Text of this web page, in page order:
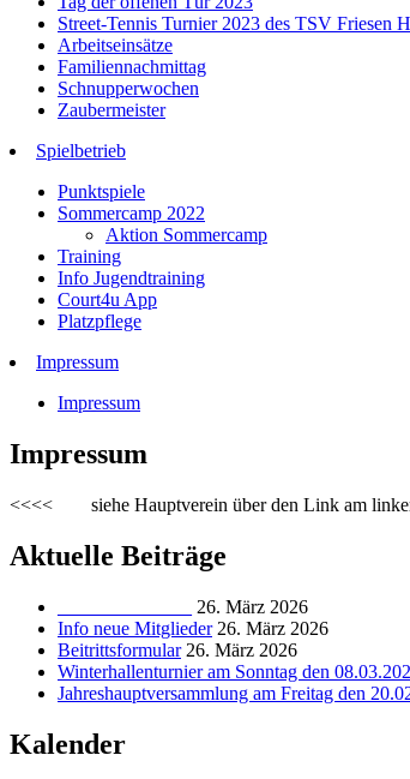
Street-Tennis Turnier 2023 des TSV Friesen
Arbeitseinsätze
Familiennachmittag
Schnupperwochen
Zaubermeister
Spielbetrieb
Punktspiele
Sommercamp 2022
Aktion Sommercamp
Training
Info Jugendtraining
Court4u App
Platzpflege
Impressum
Impressum
Impressum
<<<< siehe Hauptverein über den Link am
Aktuelle Beiträge
26. März 2026
Info neue Mitglieder 26. März 2026
Beitrittsformular 26. März 2026
Winterhallenturnier am Sonntag den
Jahreshauptversammlung am Freitag den
Kalender